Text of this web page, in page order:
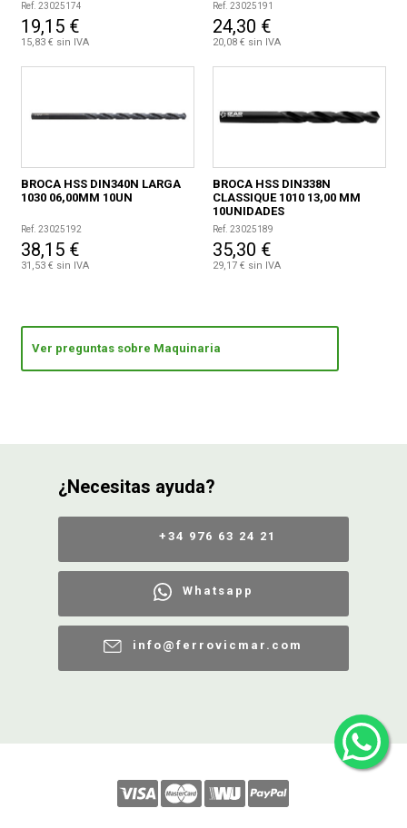
Ref. 23025174
19,15 €
15,83 € sin IVA
Ref. 23025191
24,30 €
20,08 € sin IVA
BROCA HSS DIN340N LARGA
1030 06,00MM 10UN
Ref. 23025192
38,15 €
31,53 € sin IVA
BROCA HSS DIN338N
CLASSIQUE 1010 13,00 MM
10UNIDADES
Ref. 23025189
35,30 €
29,17 € sin IVA
Ver preguntas sobre Maquinaria
¿Necesitas ayuda?
+34 976 63 24 21
Whatsapp
info@ferrovicmar.com